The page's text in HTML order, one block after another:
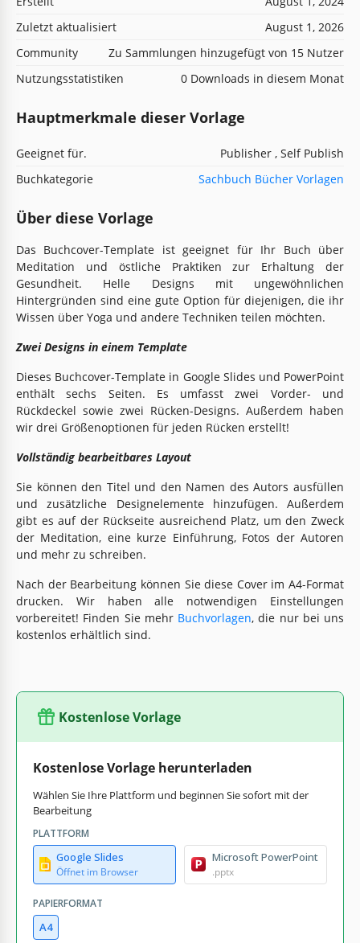
Zuletzt aktualisiert
August 1, 2026
Community
Zu Sammlungen hinzugefügt von 15 Nutzer
Nutzungsstatistiken
0 Downloads in diesem Monat
Hauptmerkmale dieser Vorlage
Geeignet für.
Publisher , Self Publish
Buchkategorie
Sachbuch Bücher Vorlagen
Über diese Vorlage
Das Buchcover-Template ist geeignet für Ihr Buch über
Meditation und östliche Praktiken zur Erhaltung der
Gesundheit. Helle Designs mit ungewöhnlichen
Hintergründen sind eine gute Option für diejenigen, die ihr
Wissen über Yoga und andere Techniken teilen möchten.
Zwei Designs in einem Template
Dieses Buchcover-Template in Google Slides und PowerPoint
enthält sechs Seiten. Es umfasst zwei Vorder- und
Rückdeckel sowie zwei Rücken-Designs. Außerdem haben
wir drei Größenoptionen für jeden Rücken erstellt!
Vollständig bearbeitbares Layout
Sie können den Titel und den Namen des Autors ausfüllen
und zusätzliche Designelemente hinzufügen. Außerdem
gibt es auf der Rückseite ausreichend Platz, um den Zweck
der Meditation, eine kurze Einführung, Fotos der Autoren
und mehr zu schreiben.
Nach der Bearbeitung können Sie diese Cover im A4-Format
drucken. Wir haben alle notwendigen Einstellungen
vorbereitet! Finden Sie mehr Buchvorlagen, die nur bei uns
kostenlos erhältlich sind.
Kostenlose Vorlage
Kostenlose Vorlage herunterladen
Wählen Sie Ihre Plattform und beginnen Sie sofort mit der
Bearbeitung
PLATTFORM
Google Slides
Öffnet im Browser
Microsoft PowerPoint
.pptx
PAPIERFORMAT
A4